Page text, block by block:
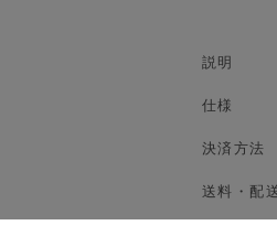
説明
仕様
決済方法
送料・配